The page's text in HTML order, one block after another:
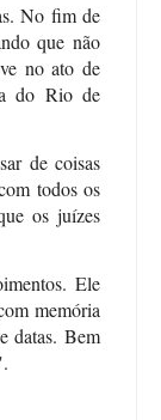
No fim de
que não
no ato de
do Rio de
de coisas
todos os
os juízes
Ele
memória
datas. Bem